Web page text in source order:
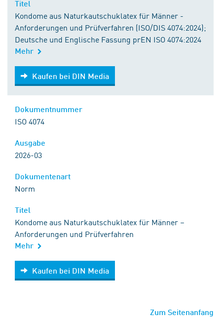
Kondome aus Naturkautschuklatex für Männer -
Anforderungen und Prüfverfahren (ISO/DIS 4074:2024);
Deutsche und Englische Fassung prEN ISO 4074:2024
Mehr
Kaufen bei DIN Media
Kaufen bei DIN Media
ISO 4074
2026-03
Norm
Kondome aus Naturkautschuklatex für Männer –
Anforderungen und Prüfverfahren
Mehr
Kaufen bei DIN Media
Kaufen bei DIN Media
Zum Seitenanfang